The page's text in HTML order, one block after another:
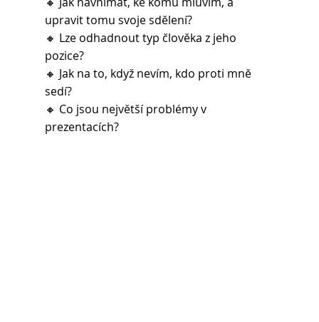
upravit tomu svoje sdělení?
🔸 Lze odhadnout typ člověka z jeho
pozice?
🔸 Jak na to, když nevím, kdo proti mně
sedí?
🔸 Co jsou největší problémy v
prezentacích?